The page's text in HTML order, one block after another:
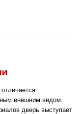
внешним видом.
дверь выступает